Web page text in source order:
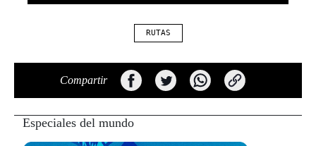
RUTAS
Compartir
Especiales del mundo